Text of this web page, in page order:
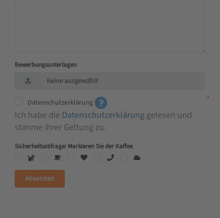
Bewerbungsunterlagen
Keine ausgewählt
Datenschutzerklärung
Ich habe die Datenschutzerklärung gelesen und
stimme ihrer Geltung zu.
Sicherheitsabfrage: Markieren Sie der Kaffee
Absenden